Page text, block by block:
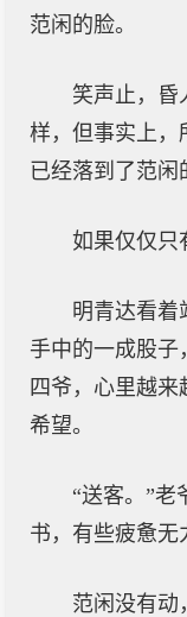
范闲的脸。
笑声止，昏
样，但事实上，
已经落到了范闲
如果仅仅只
明青达看着
手中的一成股子
四爷，心里越
希望。
“送客。”老
书，有些疲惫无
范闲没有动